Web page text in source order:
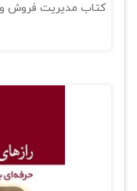
کتاب مدیریت فروش